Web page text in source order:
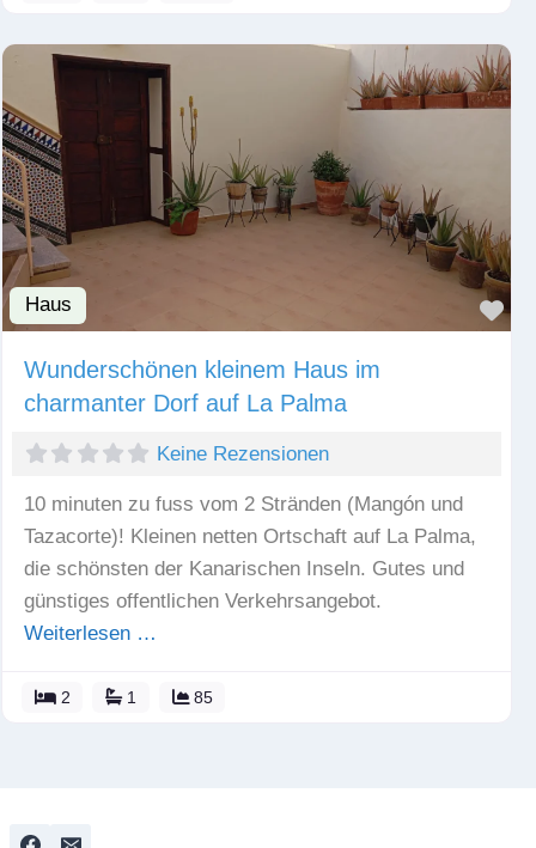
Haus
Wunderschönen kleinem Haus im
charmanter Dorf auf La Palma
Keine Rezensionen
10 minuten zu fuss vom 2 Stränden (Mangón und
Tazacorte)! Kleinen netten Ortschaft auf La Palma,
die schönsten der Kanarischen Inseln. Gutes und
günstiges offentlichen Verkehrsangebot.
Weiterlesen …
2 1 85